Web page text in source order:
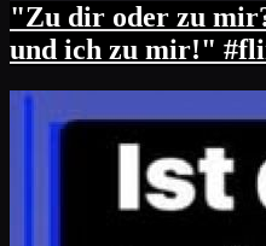
"Zu dir oder zu
und ich zu mir!"